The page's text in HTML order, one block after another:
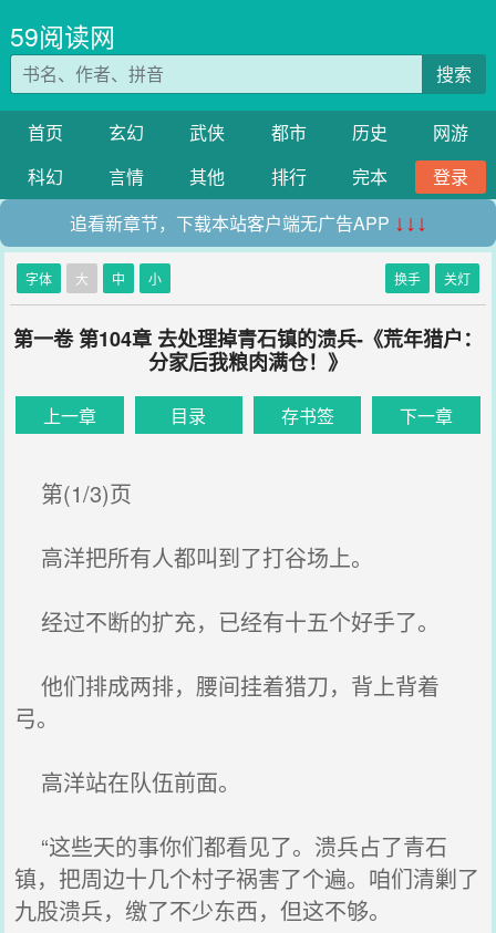
59阅读网
搜索
首页 玄幻 武侠 都市 历史
网游
科幻
言情 其他 排行 完本
登录
追看新章节，下载本站客户端无广告APP ↓↓↓
字体 大 中 小 换手 关灯
第一卷 第104章 去处理掉青石镇的溃兵-《荒年猎户：
分家后我粮肉满仓！》
上一章 目录 存书签 下一章
第(1/3)页
高洋把所有人都叫到了打谷场上。
经过不断的扩充，已经有十五个好手了。
他们排成两排，腰间挂着猎刀，背上背着
弓。
高洋站在队伍前面。
“这些天的事你们都看见了。溃兵占了青石
镇，把周边十几个村子祸害了个遍。咱们清剿了
九股溃兵，缴了不少东西，但这不够。